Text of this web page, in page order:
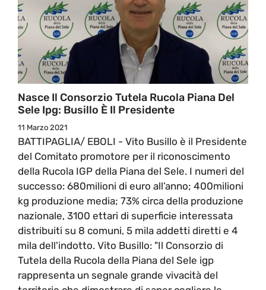
Nasce Il Consorzio Tutela Rucola Piana Del
Sele Ipg: Busillo È Il Presidente
11 Marzo 2021
BATTIPAGLIA/ EBOLI - Vito Busillo è il Presidente
del Comitato promotore per il riconoscimento
della Rucola IGP della Piana del Sele. I numeri del
successo: 680milioni di euro all’anno; 400milioni
kg produzione media; 73% circa della produzione
nazionale, 3100 ettari di superficie interessata
distribuiti su 8 comuni, 5 mila addetti diretti e 4
mila dell'indotto. Vito Busillo: "Il Consorzio di
Tutela della Rucola della Piana del Sele igp
rappresenta un segnale grande vivacità del